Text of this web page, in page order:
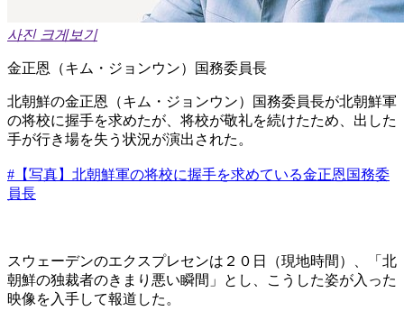
사진 크게보기
金正恩（キム・ジョンウン）国務委員長
北朝鮮の金正恩（キム・ジョンウン）国務委員長が北朝鮮軍
の将校に握手を求めたが、将校が敬礼を続けたため、出した
手が行き場を失う状況が演出された。
#【写真】北朝鮮軍の将校に握手を求めている金正恩国務委
員長
スウェーデンのエクスプレセンは２０日（現地時間）、「北
朝鮮の独裁者のきまり悪い瞬間」とし、こうした姿が入った
映像を入手して報道した。